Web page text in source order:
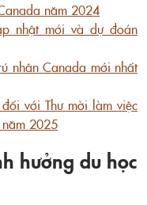
năm 2024
nhật mới và dự đoán
nhân Canada mới nhất
với Thư mời làm việc
năm 2025
hưởng du học